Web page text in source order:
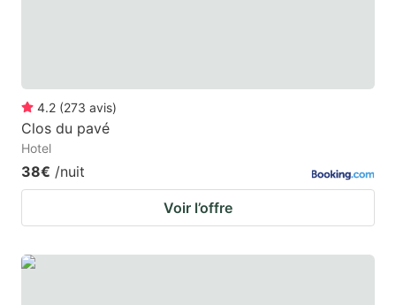
4.2 (273 avis)
Clos du pavé
Hotel
38€ /nuit
Voir l’offre